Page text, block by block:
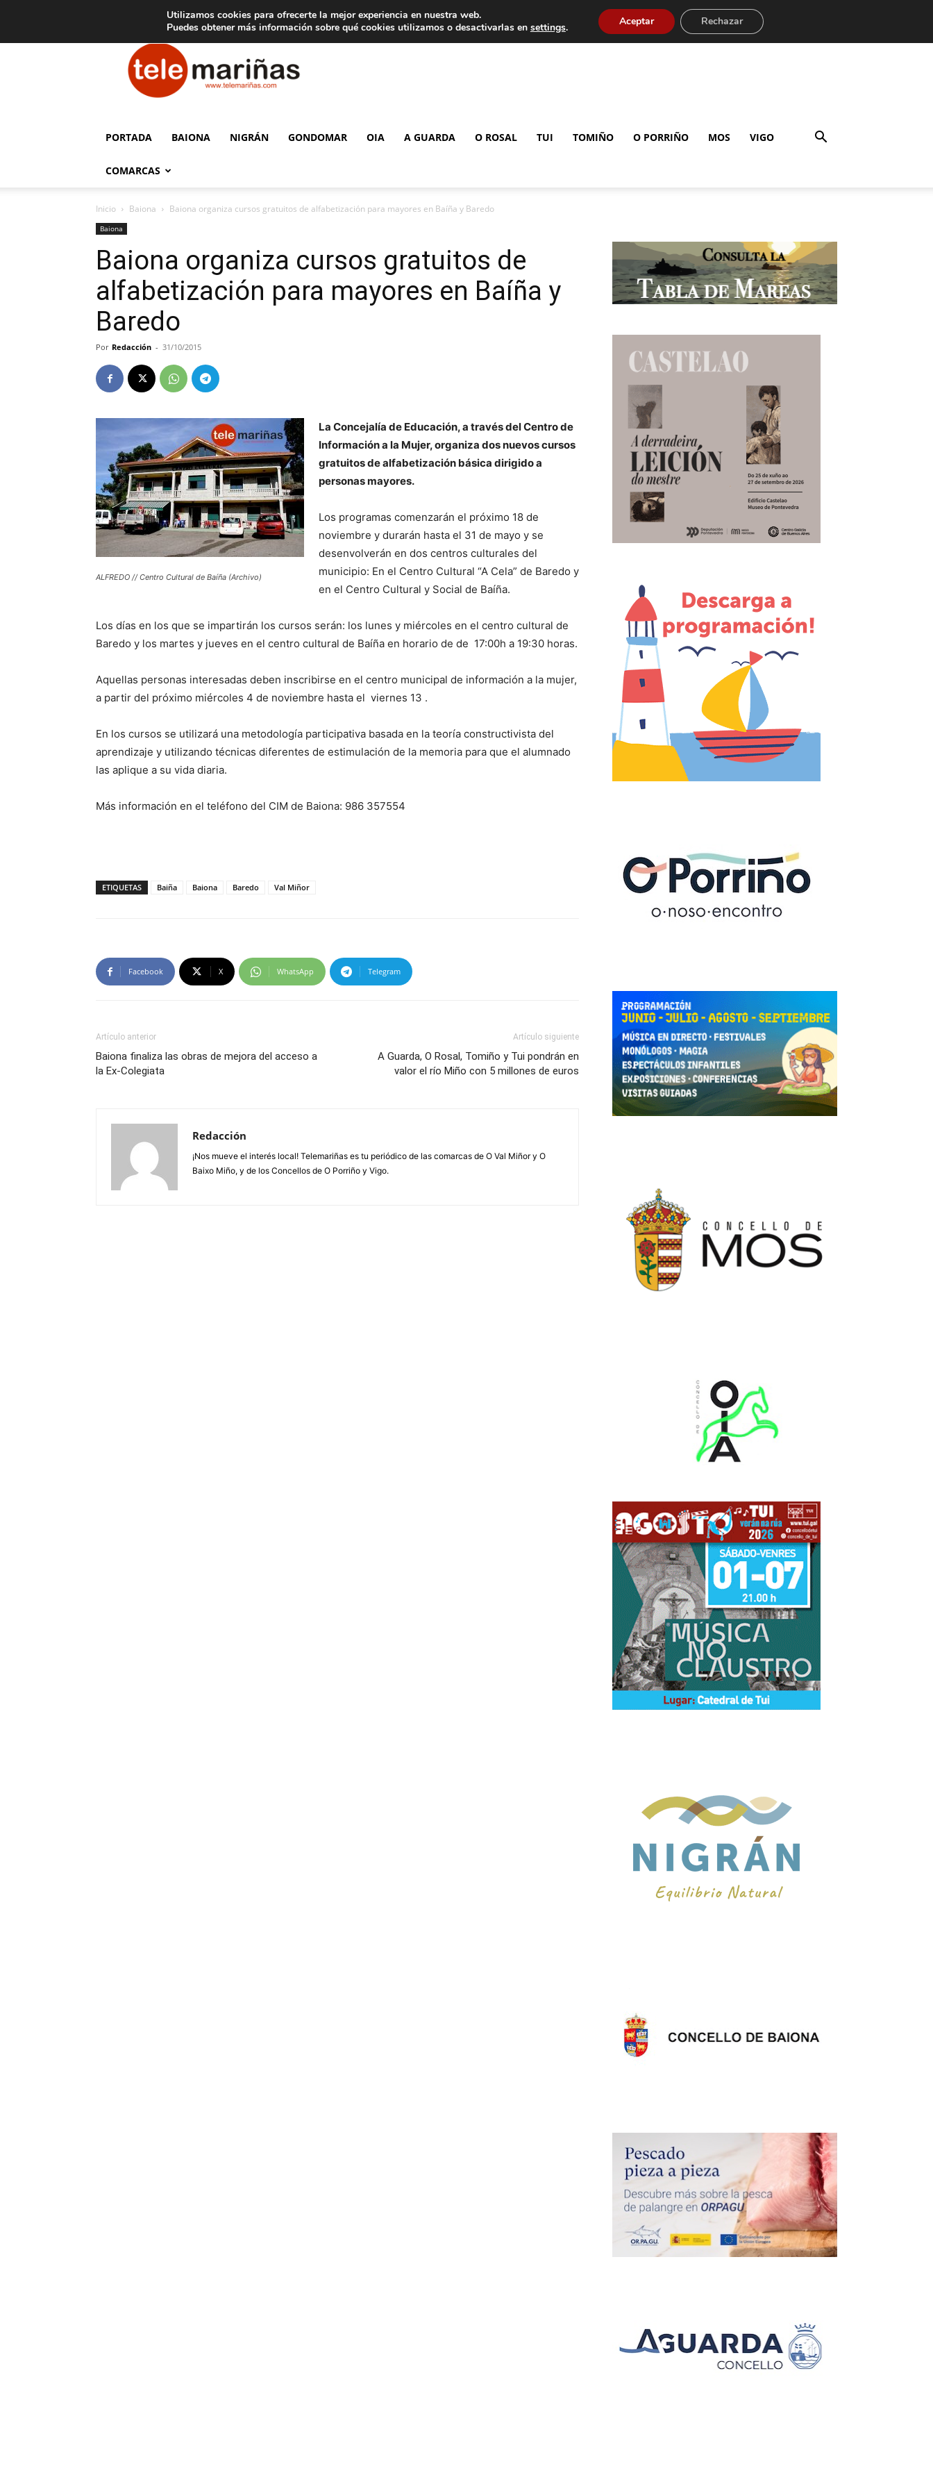
Aviso legal Tarifas de publicidad
Telemariñas
PORTADA BAIONA NIGRÁN GONDOMAR OIA A GUARDA O ROSAL TUI TOMIÑO O PORRIÑO MOS VIGO
COMARCAS
Inicio Baiona Baiona organiza cursos gratuitos de alfabetización para mayores en Baíña y Baredo
Baiona
Baiona organiza cursos gratuitos de
alfabetización para mayores en Baíña y
Baredo
Por Redacción - 31/10/2015
ALFREDO // Centro Cultural de Baíña (Archivo)
La Concejalía de Educación, a través del Centro de
Información a la Mujer, organiza dos nuevos cursos
gratuitos de alfabetización básica dirigido a
personas mayores.
Los programas comenzarán el próximo 18 de
noviembre y durarán hasta el 31 de mayo y se
desenvolverán en dos centros culturales del
municipio: En el Centro Cultural “A Cela” de Baredo y
en el Centro Cultural y Social de Baíña.
Los días en los que se impartirán los cursos serán: los lunes y miércoles en el centro cultural de
Baredo y los martes y jueves en el centro cultural de Baíña en horario de de 17:00h a 19:30 horas.
Aquellas personas interesadas deben inscribirse en el centro municipal de información a la mujer,
a partir del próximo miércoles 4 de noviembre hasta el viernes 13 .
En los cursos se utilizará una metodología participativa basada en la teoría constructivista del
aprendizaje y utilizando técnicas diferentes de estimulación de la memoria para que el alumnado
las aplique a su vida diaria.
Más información en el teléfono del CIM de Baiona: 986 357554
ETIQUETAS Baiña Baiona Baredo Val Miñor
Facebook X WhatsApp Telegram
Artículo anterior
Baiona finaliza las obras de mejora del acceso a
la Ex-Colegiata
Artículo siguiente
A Guarda, O Rosal, Tomiño y Tui pondrán en
valor el río Miño con 5 millones de euros
Redacción
¡Nos mueve el interés local! Telemariñas es tu periódico de las comarcas de O Val Miñor y O
Baixo Miño, y de los Concellos de O Porriño y Vigo.
Utilizamos cookies para ofrecerte la mejor experiencia en nuestra web.
Puedes obtener más información sobre qué cookies utilizamos o desactivarlas en settings. Aceptar Rechazar